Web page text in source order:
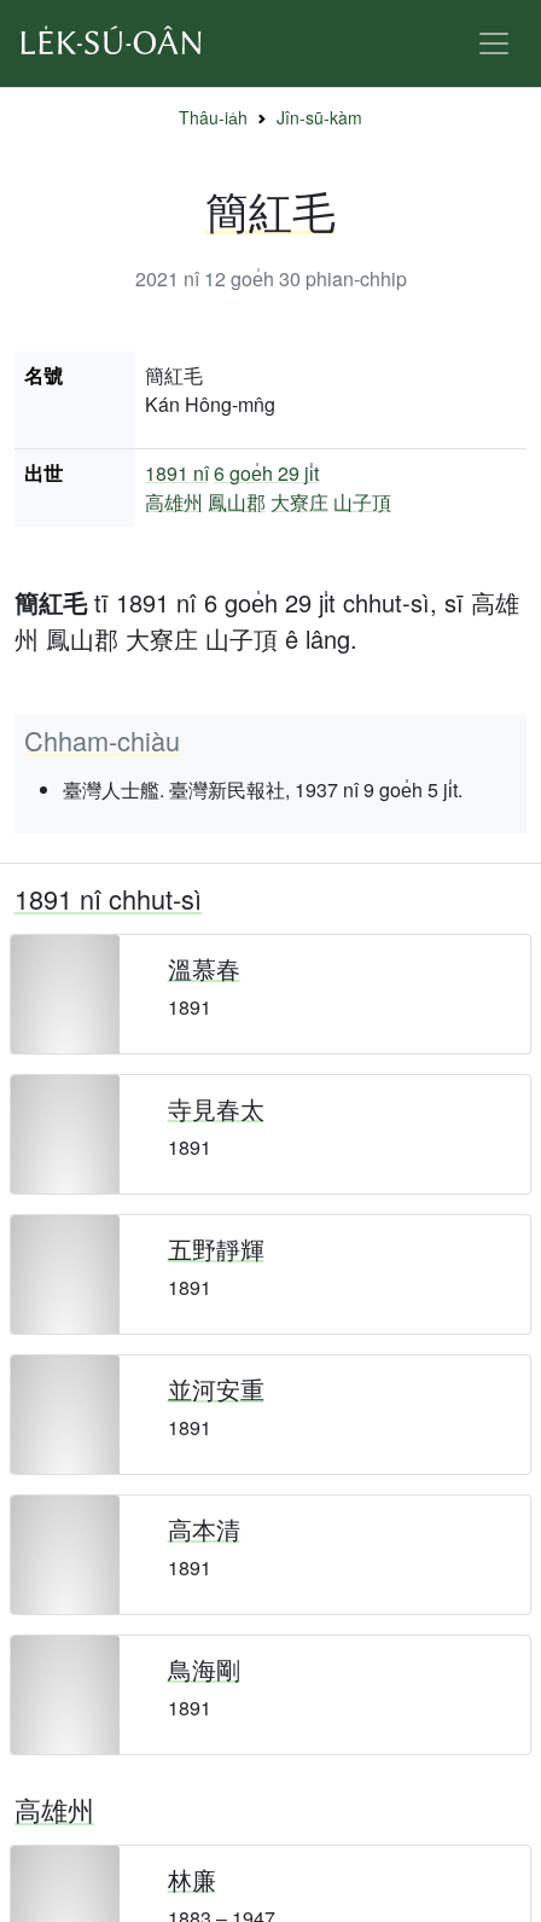
Thâu-ia̍h Jîn-sū-kàm
簡紅毛
2021 nî 12 goe̍h 30 phian-chhip
簡紅毛tī 1891 nî 6 goe̍h 29 ji̍t chhut-sì, sī 高雄
州 鳳山郡 大寮庄 山子頂 ê lâng.
Chham-chiàu
臺灣人士艦. 臺灣新民報社, 1937 nî 9 goe̍h 5 ji̍t.
名號
簡紅毛
Kán Hông-mn̂g
出世 1891 nî6 goe̍h 29 ji̍t
高雄州 鳳山郡 大寮庄 山子頂
1891 nî chhut-sì
溫慕春
1891
寺見春太
1891
五野靜輝
1891
並河安重
1891
高本清
1891
鳥海剛
1891
高雄州
林廉